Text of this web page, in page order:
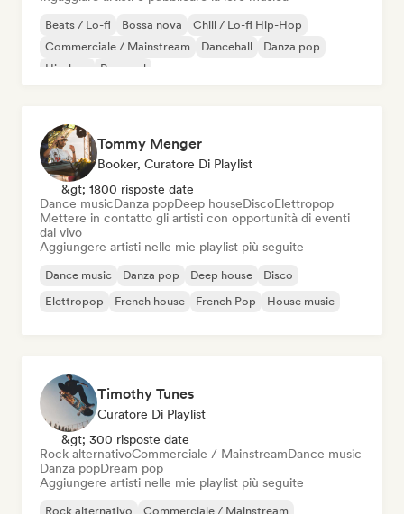
Beats / Lo-fi Bossa nova
Chill / Lo-fi Hip-Hop
Commerciale / Mainstream
Dancehall
Danza pop
Hip-hop
Pop soul
Tommy Menger
Booker, Curatore Di Playlist
&gt; 1800 risposte date
Dance musicDanza popDeep houseDiscoElettropop
Mettere in contatto gli artisti con opportunità di eventi
dal vivo
Aggiungere artisti nelle mie playlist più seguite
Dance music Danza pop Deep house
Disco
Elettropop
French house French Pop House music
Timothy Tunes
Curatore Di Playlist
&gt; 300 risposte date
Rock alternativoCommerciale / MainstreamDance music
Danza popDream pop
Aggiungere artisti nelle mie playlist più seguite
Rock alternativo Commerciale / Mainstream